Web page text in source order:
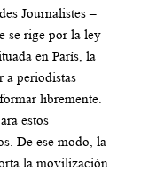
Journalistes –
se rige por la ley
en París, la
a periodistas
libremente.
estos
De ese modo, la
la movilización